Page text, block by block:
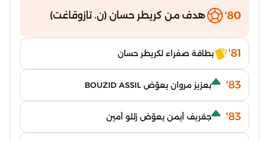
80' هدف من كريطر حسان (ن. تازوقاغت)
81' بطاقة صفراء لكريطر حسان
83' بعزيز مروان يعوّض BOUZID ASSIL
83' جقريف أيمن يعوّض زللو أمين